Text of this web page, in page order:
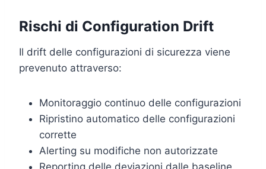
Rischi di Configuration Drift
Il drift delle configurazioni di sicurezza viene
prevenuto attraverso:
Monitoraggio continuo delle configurazioni
Ripristino automatico delle configurazioni
corrette
Alerting su modifiche non autorizzate
Reporting delle deviazioni dalle baseline